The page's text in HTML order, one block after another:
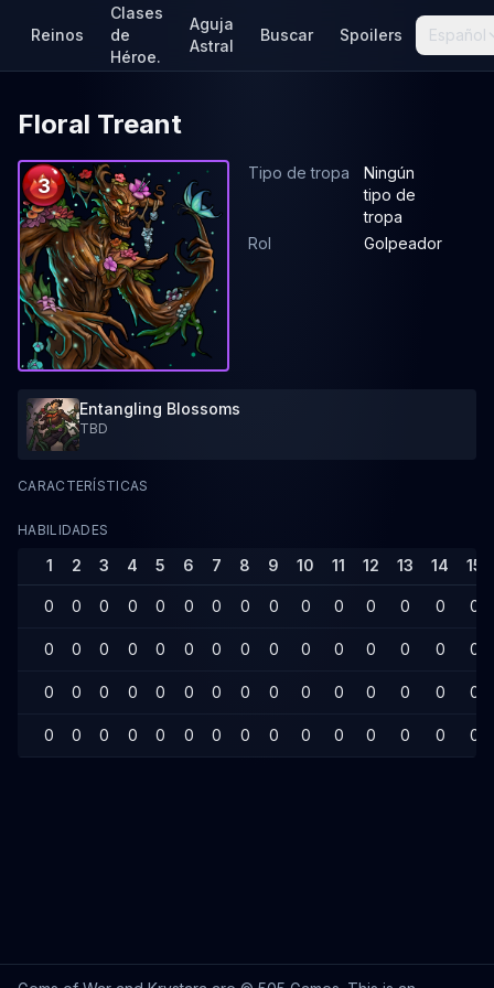
Reinos
Clases
de
Héroe.
Aguja
Astral
Buscar Spoilers Español
Floral Treant
3
Tipo de tropa
Ningún
tipo de
tropa
Rol
Golpeador
Entangling Blossoms
TBD
CARACTERÍSTICAS
HABILIDADES
1 2 3 4 5 6 7 8 9 10 11 12 13 14 15
0 0 0 0 0 0 0 0 0 0 0 0 0 0 0
0 0 0 0 0 0 0 0 0 0 0 0 0 0 0
0 0 0 0 0 0 0 0 0 0 0 0 0 0 0
0 0 0 0 0 0 0 0 0 0 0 0 0 0 0